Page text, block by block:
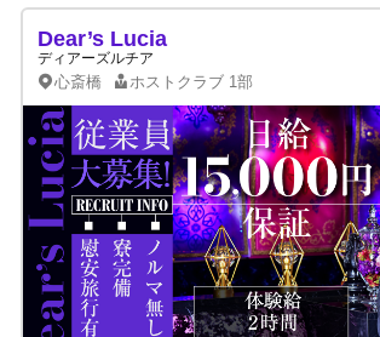
Dear’s Lucia
ディアーズルチア
心斎橋 ホストクラブ 1部